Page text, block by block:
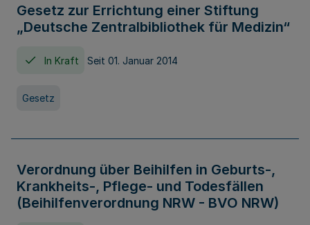
Gesetz zur Errichtung einer Stiftung
„Deutsche Zentralbibliothek für Medizin“
In Kraft Seit 01. Januar 2014
Gesetz
Verordnung über Beihilfen in Geburts-,
Krankheits-, Pflege- und Todesfällen
(Beihilfenverordnung NRW - BVO NRW)